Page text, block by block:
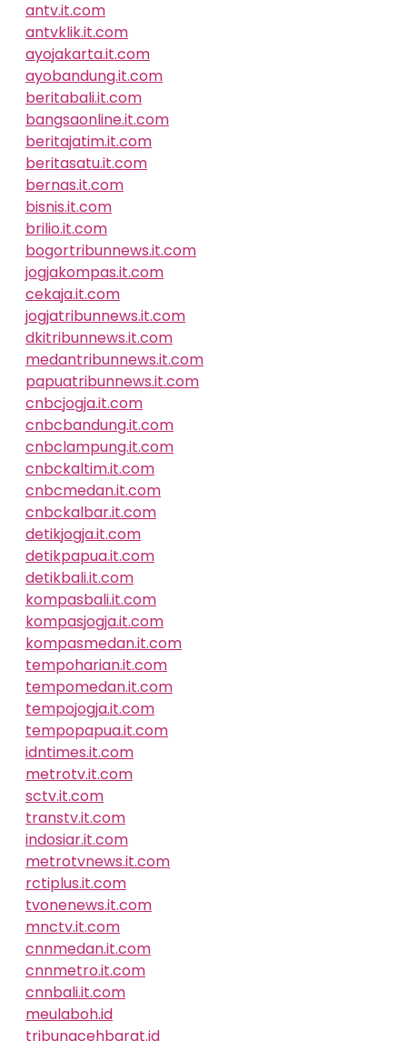
antv.it.com
antvklik.it.com
ayojakarta.it.com
ayobandung.it.com
beritabali.it.com
bangsaonline.it.com
beritajatim.it.com
beritasatu.it.com
bernas.it.com
bisnis.it.com
brilio.it.com
bogortribunnews.it.com
jogjakompas.it.com
cekaja.it.com
jogjatribunnews.it.com
dkitribunnews.it.com
medantribunnews.it.com
papuatribunnews.it.com
cnbcjogja.it.com
cnbcbandung.it.com
cnbclampung.it.com
cnbckaltim.it.com
cnbcmedan.it.com
cnbckalbar.it.com
detikjogja.it.com
detikpapua.it.com
detikbali.it.com
kompasbali.it.com
kompasjogja.it.com
kompasmedan.it.com
tempoharian.it.com
tempomedan.it.com
tempojogja.it.com
tempopapua.it.com
idntimes.it.com
metrotv.it.com
sctv.it.com
transtv.it.com
indosiar.it.com
metrotvnews.it.com
rctiplus.it.com
tvonenews.it.com
mnctv.it.com
cnnmedan.it.com
cnnmetro.it.com
cnnbali.it.com
meulaboh.id
tribunacehbarat.id